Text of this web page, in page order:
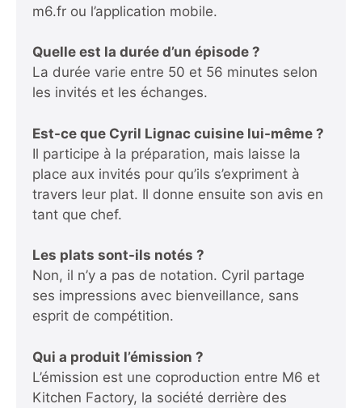
m6.fr ou l’application mobile.
Quelle est la durée d’un épisode ?
La durée varie entre 50 et 56 minutes selon
les invités et les échanges.
Est-ce que Cyril Lignac cuisine lui-même ?
Il participe à la préparation, mais laisse la
place aux invités pour qu’ils s’expriment à
travers leur plat. Il donne ensuite son avis en
tant que chef.
Les plats sont-ils notés ?
Non, il n’y a pas de notation. Cyril partage
ses impressions avec bienveillance, sans
esprit de compétition.
Qui a produit l’émission ?
L’émission est une coproduction entre M6 et
Kitchen Factory, la société derrière des